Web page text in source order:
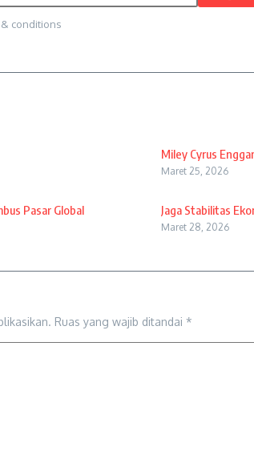
conditions
Miley Cyrus
Maret 25, 2026
Pasar Global Jaga Stabilitas
Maret 28, 2026
Ruas yang wajib ditandai *